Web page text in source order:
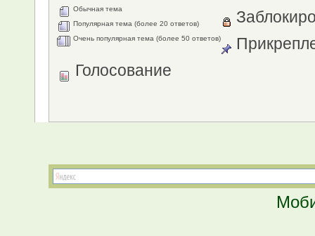
Обычная тема
Популярная тема (более 20 ответов)
Очень популярная тема (более 50 ответов)
Голосование